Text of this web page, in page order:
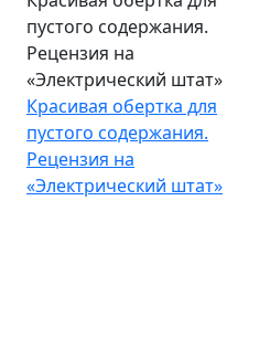
пустого содержания.
Рецензия на
«Электрический штат»
Красивая обертка для
пустого содержания.
Рецензия на
«Электрический штат»